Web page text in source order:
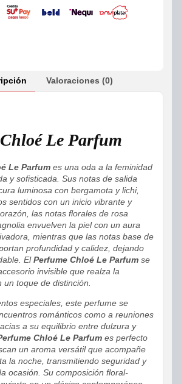
Valoraciones (0)
Le Parfum
Le Parfum es una oda a la feminidad
y sofisticada. Sus notas de salida
luminosa con bergamota y lichi,
sentidos con un inicio vibrante y
las notas florales de rosa
envuelven la piel con un aura
mientras que las notas base de
profundidad y calidez, dejando
ElPerfume Chloé Le Parfum se
invisible que realza la
toque de distinción.
especiales, este perfume se
románticos como a reuniones
a su equilibrio entre dulzura y
Chloé Le Parfum es perfecto
un aroma versátil que acompañe
la noche, transmitiendo seguridad y
ocasión. Su composición floral-